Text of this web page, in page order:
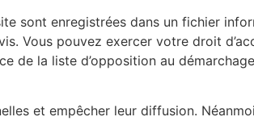
sont enregistrées dans un fichier
Vous pouvez exercer votre droit
de la liste d’opposition au
et empêcher leur diffusion.